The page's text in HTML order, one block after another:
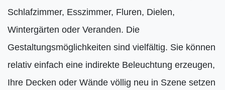
Schlafzimmer, Esszimmer, Fluren, Dielen,
Wintergärten oder Veranden. Die
Gestaltungsmöglichkeiten sind vielfältig. Sie können
relativ einfach eine indirekte Beleuchtung erzeugen,
Ihre Decken oder Wände völlig neu in Szene setzen